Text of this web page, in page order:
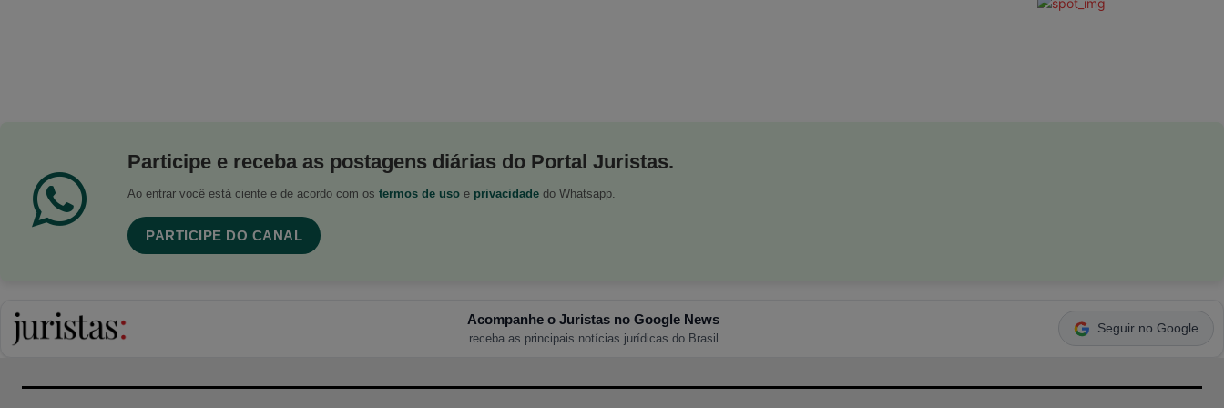
Participe e receba as postagens diárias do Portal Juristas.
Ao entrar você está ciente e de acordo com os termos de uso e privacidade do Whatsapp.
PARTICIPE DO CANAL
Acompanhe o Juristas no Google News
receba as principais notícias jurídicas do Brasil
Seguir no Google